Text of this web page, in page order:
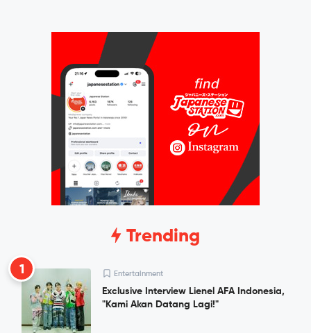
Trending
1 Entertainment
Exclusive Interview Lienel AFA Indonesia,
"Kami Akan Datang Lagi!"